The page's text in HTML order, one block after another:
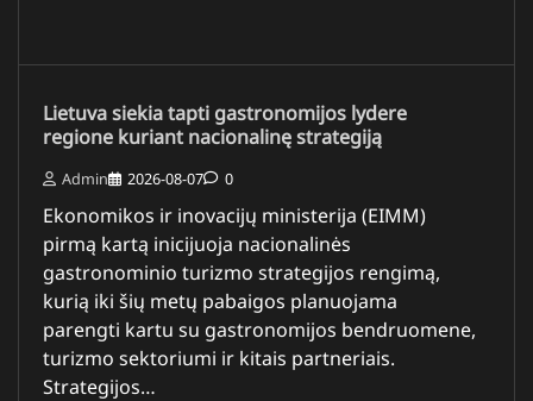
Lietuva siekia tapti gastronomijos lydere
regione kuriant nacionalinę strategiją
Admin 2026-08-07 0
Ekonomikos ir inovacijų ministerija (EIMM)
pirmą kartą inicijuoja nacionalinės
gastronominio turizmo strategijos rengimą,
kurią iki šių metų pabaigos planuojama
parengti kartu su gastronomijos bendruomene,
turizmo sektoriumi ir kitais partneriais.
Strategijos…